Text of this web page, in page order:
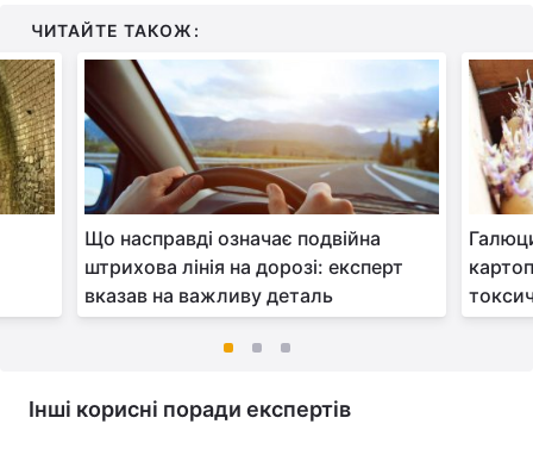
ЧИТАЙТЕ ТАКОЖ:
Що насправді означає подвійна
штрихова лінія на дорозі: експерт
вказав на важливу деталь
Інші корисні поради експертів